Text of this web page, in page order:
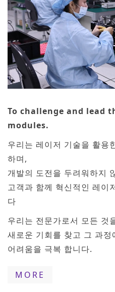
To challenge and lead
modules.
우리는 레이저 기술을 활용
하며,
개발의 도전을 두려워하지
고객과 함께 혁신적인 레
다
우리는 전문가로서 모든 것
새로운 기회를 찾고 그 과정
어려움을 극복 합니다.
MORE